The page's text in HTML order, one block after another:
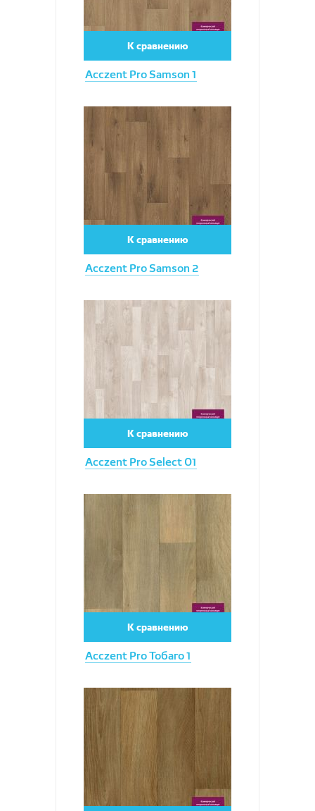
Acczent Pro Samson 1
К сравнению
Acczent Pro Samson 2
К сравнению
Acczent Pro Select 01
К сравнению
Acczent Pro Тобаго 1
К сравнению
Увеличить